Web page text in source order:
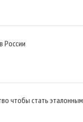
России
чтобы стать эталонным